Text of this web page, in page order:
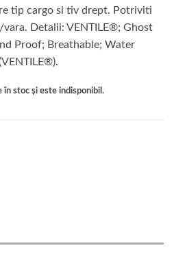
tip cargo si tiv drept. Potriviti
Detalii: VENTILE®; Ghost
Proof; Breathable; Water
în stoc și este indisponibil.